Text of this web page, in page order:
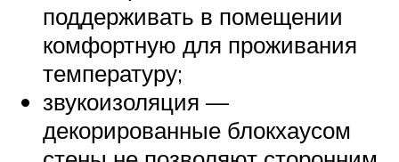
поддерживать в помещении
комфортную для проживания
температуру;
звукоизоляция —
декорированные блокхаусом